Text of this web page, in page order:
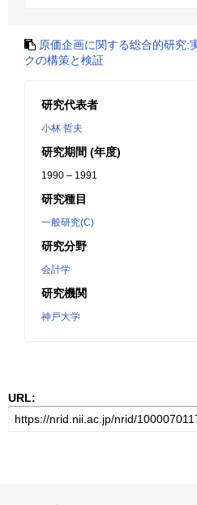
原価企画に関する総合的研究:
クの構策と検証
研究代表者
小林 哲夫
研究期間 (年度)
1990 – 1991
研究種目
一般研究(C)
研究分野
会計学
研究機関
神戸大学
URL: